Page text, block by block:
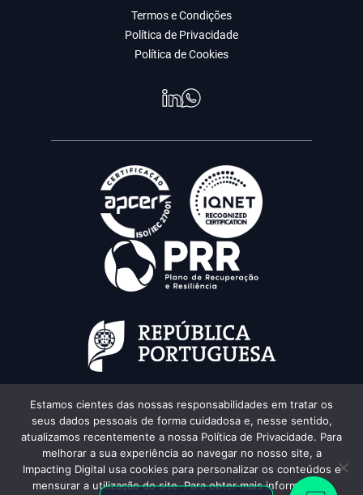
Termos e Condições
Política de Privacidade
Política de Cookies
Texts and images created by augmented intelligence.
Estamos cientes das nossas responsabilidades em tratar os
seus dados pessoais de forma cuidadosa e, nesse sentido,
atualizamos recentemente a nossa Política de Privacidade. Para
melhorar a sua experiência ao navegar no nosso site, a
Impacting Digital usa cookies para personalizar os conteúdos e
mensurar a utilização do site. Para obter mais informações,